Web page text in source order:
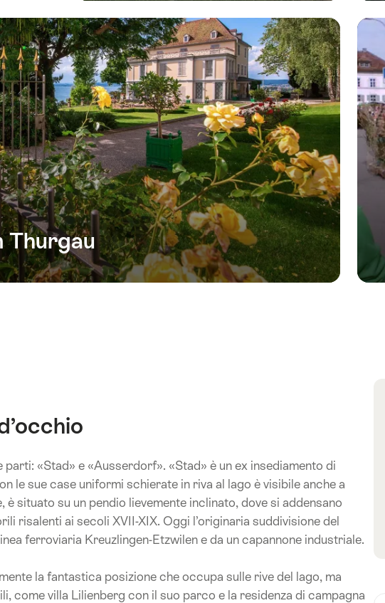
Thurgau
«Stad» e «Ausserdorf». «Stad» è un ex insediamento di
le sue case uniformi schierate in riva al lago è visibile anche a
situato su un pendio lievemente inclinato, dove si addensano
risalenti ai secoli XVII-XIX. Oggi l’originaria suddivisione del
ferroviaria Kreuzlingen-Etzwilen e da un capannone industriale.
la fantastica posizione che occupa sulle rive del lago, ma
come villa Lilienberg con il suo parco e la residenza di campagna